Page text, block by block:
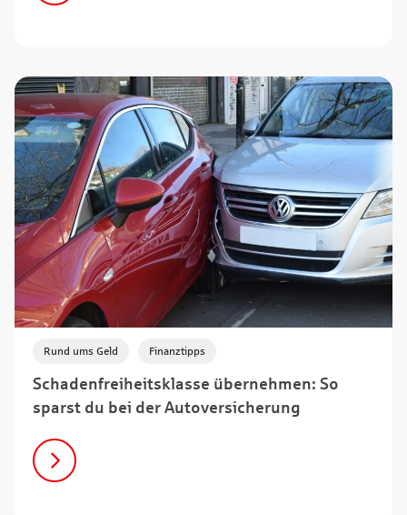
Schadenfreiheitsklasse übernehmen: So
sparst du bei der Autoversicherung
Rund ums Geld Finanztipps